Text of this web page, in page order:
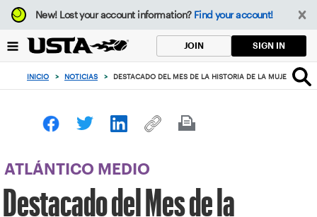
Enfoque
desde
botón
volver
principio
New!Lost your account information? Find your account!
JOIN SIGN IN
INICIO > NOTICIAS > DESTACADO DEL MES DE LA HISTORIA DE LA MUJER:
ATLÁNTICO MEDIO
Destacado del Mes de la